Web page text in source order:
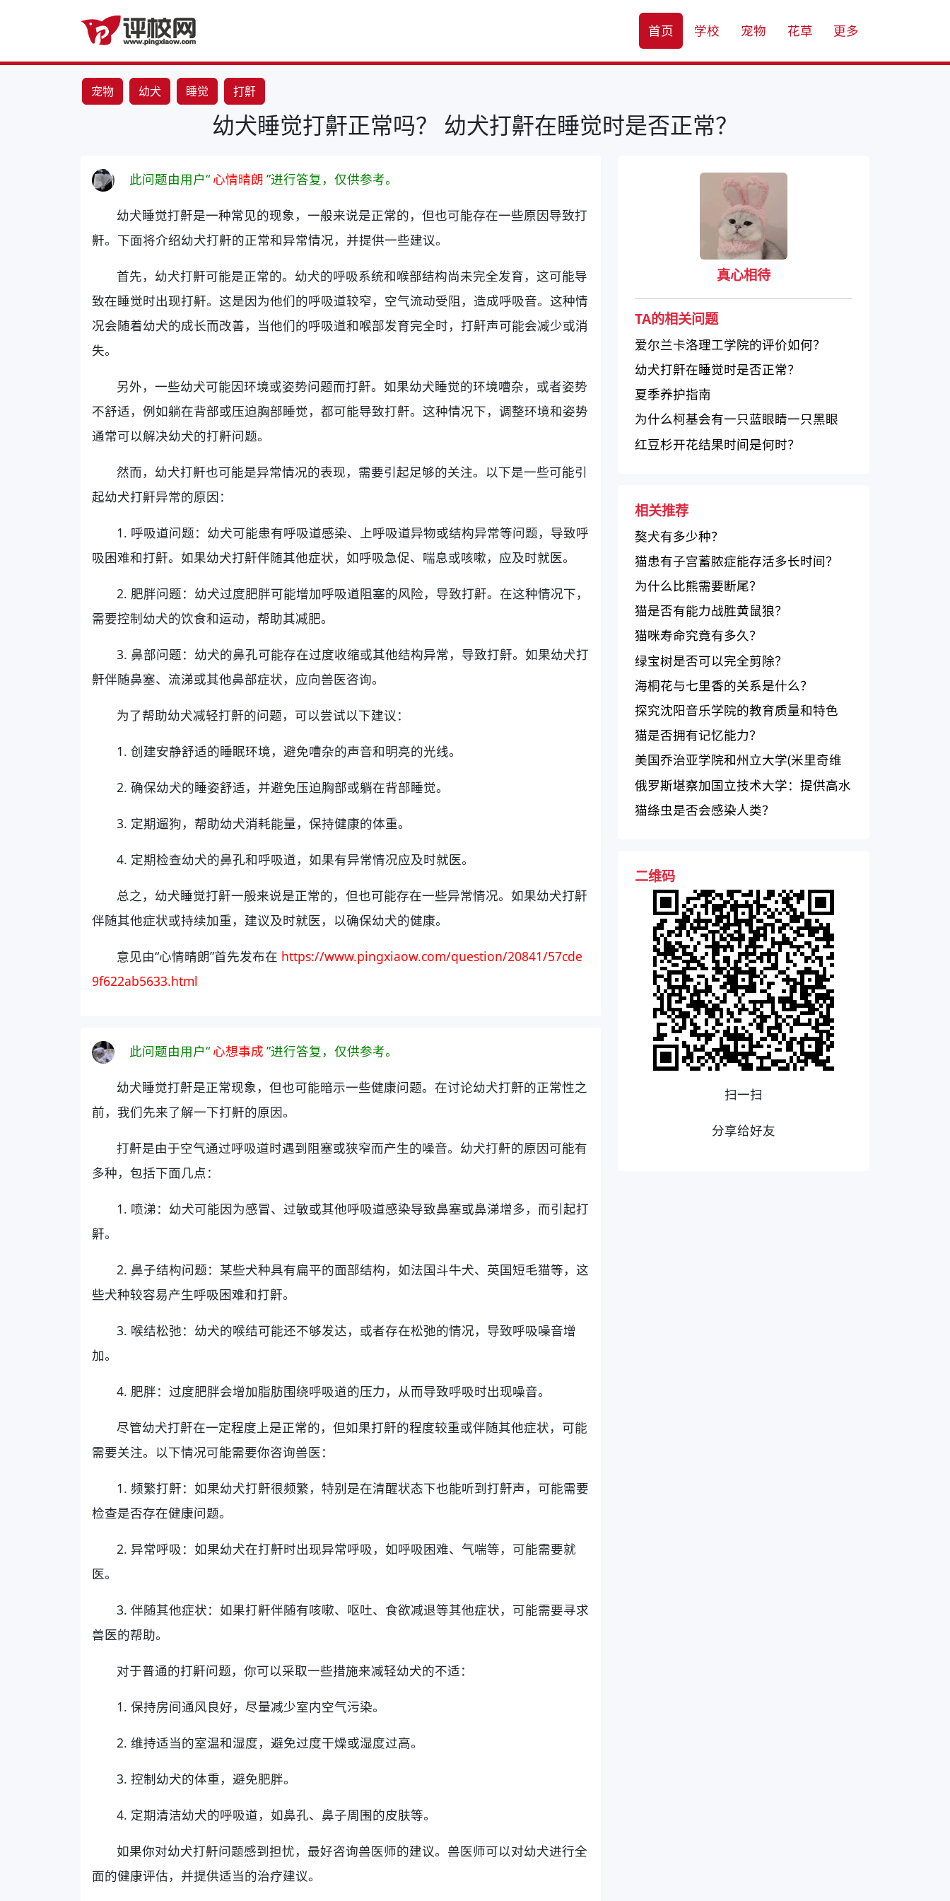
首页 学校 宠物 花草 更多
宠物 幼犬 睡觉 打鼾
幼犬睡觉打鼾正常吗？ 幼犬打鼾在睡觉时是否正常？
此问题由用户“ 心情晴朗 ”进行答复，仅供参考。
幼犬睡觉打鼾是一种常见的现象，一般来说是正常的，但也可能存在一些原因导致打
鼾。下面将介绍幼犬打鼾的正常和异常情况，并提供一些建议。
首先，幼犬打鼾可能是正常的。幼犬的呼吸系统和喉部结构尚未完全发育，这可能导
致在睡觉时出现打鼾。这是因为他们的呼吸道较窄，空气流动受阻，造成呼吸音。这种情
况会随着幼犬的成长而改善，当他们的呼吸道和喉部发育完全时，打鼾声可能会减少或消
失。
另外，一些幼犬可能因环境或姿势问题而打鼾。如果幼犬睡觉的环境嘈杂，或者姿势
不舒适，例如躺在背部或压迫胸部睡觉，都可能导致打鼾。这种情况下，调整环境和姿势
通常可以解决幼犬的打鼾问题。
然而，幼犬打鼾也可能是异常情况的表现，需要引起足够的关注。以下是一些可能引
起幼犬打鼾异常的原因：
1. 呼吸道问题：幼犬可能患有呼吸道感染、上呼吸道异物或结构异常等问题，导致呼
吸困难和打鼾。如果幼犬打鼾伴随其他症状，如呼吸急促、喘息或咳嗽，应及时就医。
2. 肥胖问题：幼犬过度肥胖可能增加呼吸道阻塞的风险，导致打鼾。在这种情况下，
需要控制幼犬的饮食和运动，帮助其减肥。
3. 鼻部问题：幼犬的鼻孔可能存在过度收缩或其他结构异常，导致打鼾。如果幼犬打
鼾伴随鼻塞、流涕或其他鼻部症状，应向兽医咨询。
为了帮助幼犬减轻打鼾的问题，可以尝试以下建议：
1. 创建安静舒适的睡眠环境，避免嘈杂的声音和明亮的光线。
2. 确保幼犬的睡姿舒适，并避免压迫胸部或躺在背部睡觉。
3. 定期遛狗，帮助幼犬消耗能量，保持健康的体重。
4. 定期检查幼犬的鼻孔和呼吸道，如果有异常情况应及时就医。
总之，幼犬睡觉打鼾一般来说是正常的，但也可能存在一些异常情况。如果幼犬打鼾
伴随其他症状或持续加重，建议及时就医，以确保幼犬的健康。
意见由“心情晴朗”首先发布在 https://www.pingxiaow.com/question/20841/57cde
9f622ab5633.html
此问题由用户“ 心想事成 ”进行答复，仅供参考。
幼犬睡觉打鼾是正常现象，但也可能暗示一些健康问题。在讨论幼犬打鼾的正常性之
前，我们先来了解一下打鼾的原因。
打鼾是由于空气通过呼吸道时遇到阻塞或狭窄而产生的噪音。幼犬打鼾的原因可能有
多种，包括下面几点：
1. 喷涕：幼犬可能因为感冒、过敏或其他呼吸道感染导致鼻塞或鼻涕增多，而引起打
鼾。
2. 鼻子结构问题：某些犬种具有扁平的面部结构，如法国斗牛犬、英国短毛猫等，这
些犬种较容易产生呼吸困难和打鼾。
3. 喉结松弛：幼犬的喉结可能还不够发达，或者存在松弛的情况，导致呼吸噪音增
加。
4. 肥胖：过度肥胖会增加脂肪围绕呼吸道的压力，从而导致呼吸时出现噪音。
尽管幼犬打鼾在一定程度上是正常的，但如果打鼾的程度较重或伴随其他症状，可能
需要关注。以下情况可能需要你咨询兽医：
1. 频繁打鼾：如果幼犬打鼾很频繁，特别是在清醒状态下也能听到打鼾声，可能需要
检查是否存在健康问题。
2. 异常呼吸：如果幼犬在打鼾时出现异常呼吸，如呼吸困难、气喘等，可能需要就
医。
3. 伴随其他症状：如果打鼾伴随有咳嗽、呕吐、食欲减退等其他症状，可能需要寻求
兽医的帮助。
对于普通的打鼾问题，你可以采取一些措施来减轻幼犬的不适：
1. 保持房间通风良好，尽量减少室内空气污染。
2. 维持适当的室温和湿度，避免过度干燥或湿度过高。
3. 控制幼犬的体重，避免肥胖。
4. 定期清洁幼犬的呼吸道，如鼻孔、鼻子周围的皮肤等。
如果你对幼犬打鼾问题感到担忧，最好咨询兽医师的建议。兽医师可以对幼犬进行全
面的健康评估，并提供适当的治疗建议。
真心相待
TA的相关问题
爱尔兰卡洛理工学院的评价如何？
幼犬打鼾在睡觉时是否正常？
夏季养护指南
为什么柯基会有一只蓝眼睛一只黑眼
睛？
红豆杉开花结果时间是何时？
相关推荐
獒犬有多少种？
猫患有子宫蓄脓症能存活多长时间？
为什么比熊需要断尾？
猫是否有能力战胜黄鼠狼？
猫咪寿命究竟有多久？
绿宝树是否可以完全剪除？
海桐花与七里香的关系是什么？
探究沈阳音乐学院的教育质量和特色
猫是否拥有记忆能力？
美国乔治亚学院和州立大学(米里奇维
尔)的综合评价如何？
俄罗斯堪察加国立技术大学：提供高水
平教育与多学科课程
猫绦虫是否会感染人类？
二维码
扫一扫
分享给好友